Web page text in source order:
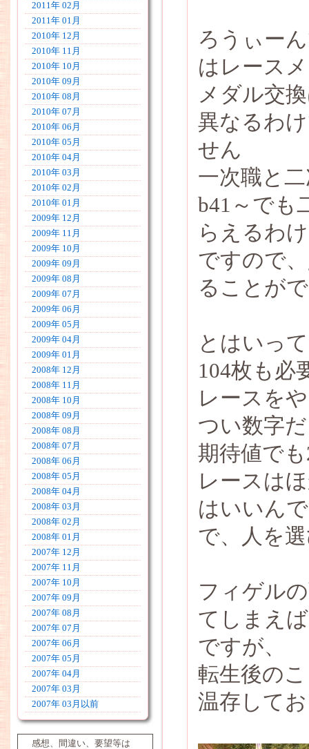
2011年 02月
2011年 01月
2010年 12月
2010年 11月
2010年 10月
2010年 09月
2010年 08月
2010年 07月
2010年 06月
2010年 05月
2010年 04月
2010年 03月
2010年 02月
2010年 01月
2009年 12月
2009年 11月
2009年 10月
2009年 09月
2009年 08月
2009年 07月
2009年 06月
2009年 05月
2009年 04月
2009年 01月
2008年 12月
2008年 11月
2008年 10月
2008年 09月
2008年 08月
2008年 07月
2008年 06月
2008年 05月
2008年 04月
2008年 03月
2008年 02月
2008年 01月
2007年 12月
2007年 11月
2007年 10月
2007年 09月
2007年 08月
2007年 07月
2007年 06月
2007年 05月
2007年 04月
2007年 03月
2007年 03月以前
感想、間違い、要望等は
ろうぃー
はレース
メダル交
異なるわ
せん
一次職と
b41～でも
らえるわ
ですので
ることが
とはいっ
104枚も必
レースを
つい数字
期待値で
レースは
はいいん
で、人を
フィゲル
てしまえ
ですが、
転生後の
温存して